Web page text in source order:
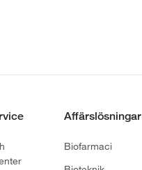
Affärslösningar
Biofarmaci